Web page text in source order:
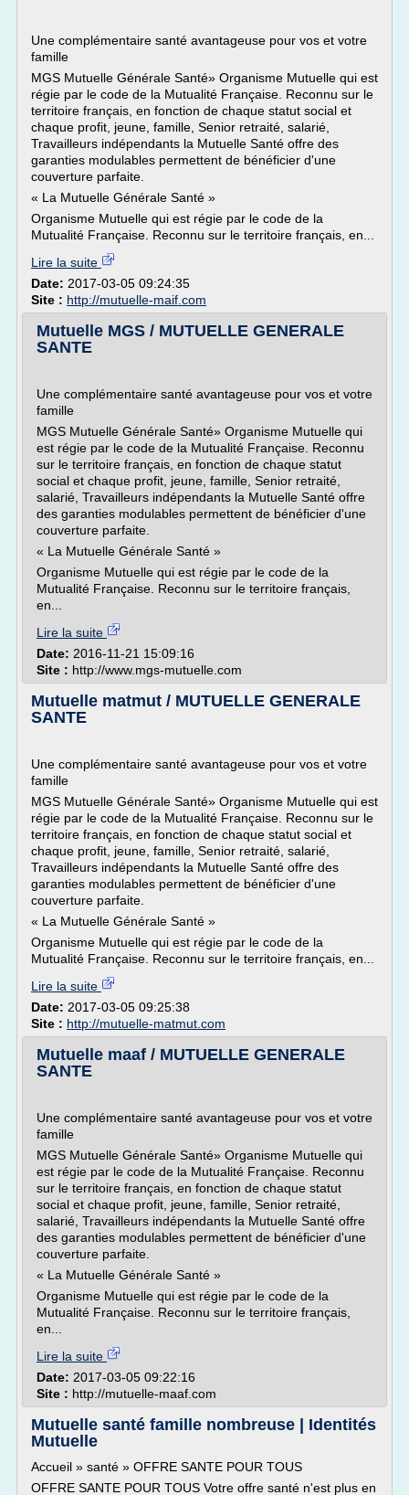
Une complémentaire santé avantageuse pour vos et votre
famille
MGS Mutuelle Générale Santé» Organisme Mutuelle qui est
régie par le code de la Mutualité Française. Reconnu sur le
territoire français, en fonction de chaque statut social et
chaque profit, jeune, famille, Senior retraité, salarié,
Travailleurs indépendants la Mutuelle Santé offre des
garanties modulables permettent de bénéficier d'une
couverture parfaite.
« La Mutuelle Générale Santé »
Organisme Mutuelle qui est régie par le code de la
Mutualité Française. Reconnu sur le territoire français, en...
Lire la suite
Date: 2017-03-05 09:24:35
Site : http://mutuelle-maif.com
Mutuelle MGS / MUTUELLE GENERALE
SANTE
Une complémentaire santé avantageuse pour vos et votre
famille
MGS Mutuelle Générale Santé» Organisme Mutuelle qui
est régie par le code de la Mutualité Française. Reconnu
sur le territoire français, en fonction de chaque statut
social et chaque profit, jeune, famille, Senior retraité,
salarié, Travailleurs indépendants la Mutuelle Santé offre
des garanties modulables permettent de bénéficier d'une
couverture parfaite.
« La Mutuelle Générale Santé »
Organisme Mutuelle qui est régie par le code de la
Mutualité Française. Reconnu sur le territoire français,
en...
Lire la suite
Date: 2016-11-21 15:09:16
Site : http://www.mgs-mutuelle.com
Mutuelle matmut / MUTUELLE GENERALE
SANTE
Une complémentaire santé avantageuse pour vos et votre
famille
MGS Mutuelle Générale Santé» Organisme Mutuelle qui est
régie par le code de la Mutualité Française. Reconnu sur le
territoire français, en fonction de chaque statut social et
chaque profit, jeune, famille, Senior retraité, salarié,
Travailleurs indépendants la Mutuelle Santé offre des
garanties modulables permettent de bénéficier d'une
couverture parfaite.
« La Mutuelle Générale Santé »
Organisme Mutuelle qui est régie par le code de la
Mutualité Française. Reconnu sur le territoire français, en...
Lire la suite
Date: 2017-03-05 09:25:38
Site : http://mutuelle-matmut.com
Mutuelle maaf / MUTUELLE GENERALE
SANTE
Une complémentaire santé avantageuse pour vos et votre
famille
MGS Mutuelle Générale Santé» Organisme Mutuelle qui
est régie par le code de la Mutualité Française. Reconnu
sur le territoire français, en fonction de chaque statut
social et chaque profit, jeune, famille, Senior retraité,
salarié, Travailleurs indépendants la Mutuelle Santé offre
des garanties modulables permettent de bénéficier d'une
couverture parfaite.
« La Mutuelle Générale Santé »
Organisme Mutuelle qui est régie par le code de la
Mutualité Française. Reconnu sur le territoire français,
en...
Lire la suite
Date: 2017-03-05 09:22:16
Site : http://mutuelle-maaf.com
Mutuelle santé famille nombreuse | Identités
Mutuelle
Accueil » santé » OFFRE SANTE POUR TOUS
OFFRE SANTE POUR TOUS Votre offre santé n'est plus en